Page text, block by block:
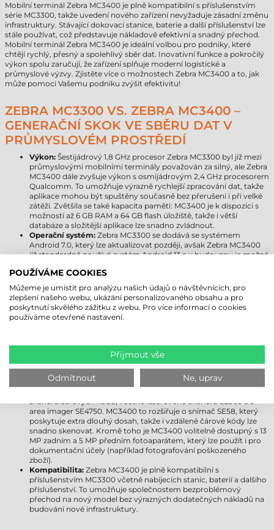
Mobilní terminál Zebra MC3400 je plně kompatibilní s příslušenstvím
série MC3300, takže uvedení nového zařízení nevyžaduje zásadní změnu
infrastruktury. Stávající dokovací stanice, baterie a další příslušenství lze
stále používat, což představuje nákladově efektivní a snadný přechod.
Mobilní terminál Zebra MC3400 je ideální volbou pro podniky, které
chtějí rychlý, přesný a spolehlivý sběr dat. Inovativní funkce a pokročilý
výkon spolu zaručují, že zařízení splňuje moderní logistické a
průmyslové výzvy. Zjistěte více o možnostech Zebra MC3400 a to, jak
může pomoci Vašemu podniku zvýšit efektivitu!
ZEBRA MC3300 VS. ZEBRA MC3400 –
GENERAČNÍ SKOK VE SBĚRU DAT V
PRŮMYSLOVÉM PROSTŘEDÍ
Výkon: Šestijádrový 1,8 GHz procesor Zebra MC3300 byl již mezi
průmyslovými mobilními terminály považován za silný, ale Zebra
MC3400 dále zvyšuje výkon s osmijádrovým 2,4 GHz procesorem
Qualcomm. To umožňuje výrazně rychlejší zpracování dat, takže
aplikace mohou být spuštěny současně bez přerušení i při velké
zátěži. Zvětšila se také kapacita paměti: MC3400 je k dispozici s
možností až 6 GB RAM a 64 GB flash úložiště, takže i větší
databáze a složitější aplikace lze snadno zvládnout.
Operační systém: Zebra MC3300 se dodává se systémem
Android 7.0, který lze aktualizovat později, avšak Zebra MC3400
již standardně používá systém Android 13 a v budoucnu je možné
podporu, vylepšené zabezpečení a moderní funkce.
Displej:Obě zařízení jsou vybavena 4"" displejem Gorilla Glass,
který je odolný vůči poškrábání a nárazu. Displej MC3400 však
přichází s pokročilejším ovládáním jasu a ještě lepší viditelností
venku, takže zůstává dobře čitelný i za jasnějších světelných
rychlejší, stabilnější a spolehlivější připojení i v přeplněných
síťových prostředích. Zebra MC3400 navíc obdržela podporu
Bluetooth 5.1, která poskytuje efektivnější využití energie a delší
dosah. Modely Zebra MC3450 jsou kompatibilní s 5G a GPS.
skeneru čárových kódů, včetně laserového skeneru SE960 a s
area imager SE4750. MC3400 to rozšiřuje o snímač SE58, který
poskytuje extra dlouhý dosah, takže i vzdálené čárové kódy lze
snadno skenovat. Kromě toho je MC3400 volitelně dostupný s 13
MP zadním a 5 MP předním fotoaparátem, který lze použít i pro
dokumentační účely (například fotografování poškozeného
zboží).
Kompatibilita: Zebra MC3400 je plně kompatibilní s
příslušenstvím MC3300 včetně nabíjecích stanic, baterií a dalšího
příslušenství. To umožňuje společnostem bezproblémový
přechod na nový model bez výrazných dodatečných nákladů na
budování nové infrastruktury.
POUŽÍVÁME COOKIES
Můžeme je umístit pro analýzu našich údajů o návštěvnících, pro
zlepšení našeho webu, ukázání personalizovaného obsahu a pro
poskytnutí skvělého zážitku z webu. Pro více informací o cookies
používáme otevřené nastavení.
Přijmout vše
Odmítnout Ne, uprav